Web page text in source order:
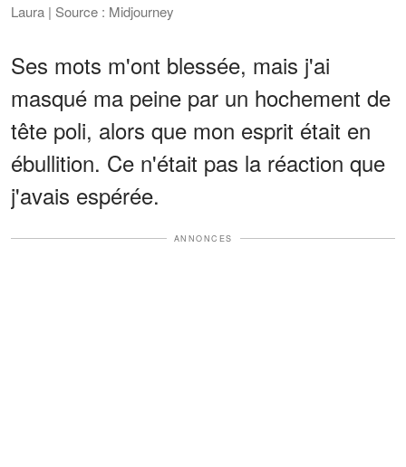
Laura | Source : Midjourney
Ses mots m'ont blessée, mais j'ai
masqué ma peine par un hochement de
tête poli, alors que mon esprit était en
ébullition. Ce n'était pas la réaction que
j'avais espérée.
ANNONCES